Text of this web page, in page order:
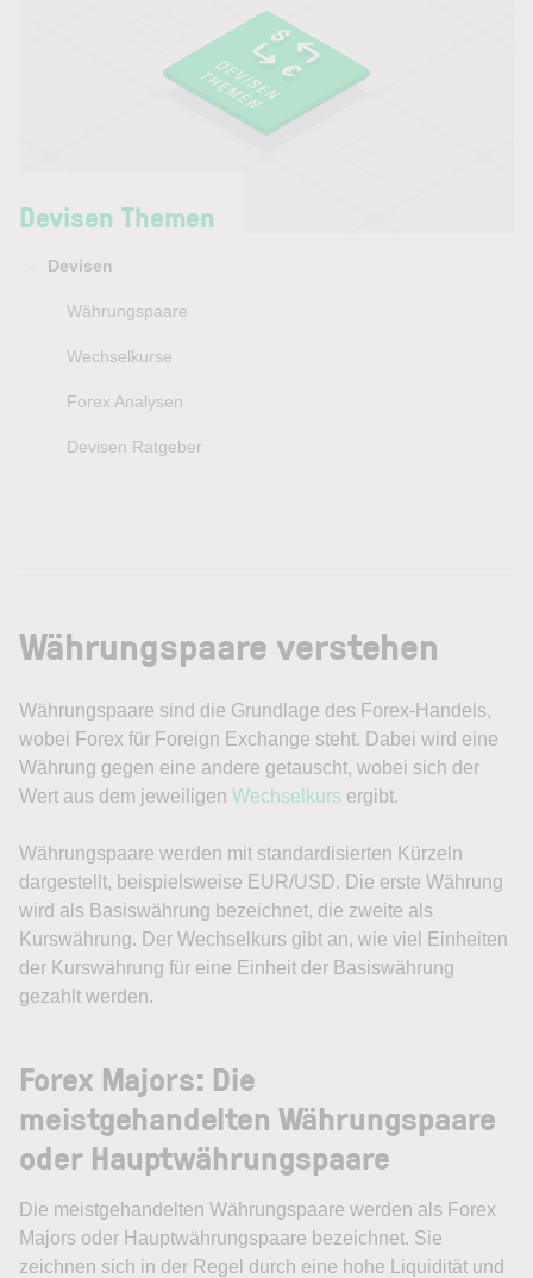
Devisen Themen
Devisen
Währungspaare
Wechselkurse
Forex Analysen
Devisen Ratgeber
Währungspaare verstehen
Währungspaare sind die Grundlage des Forex-Handels,
wobei Forex für Foreign Exchange steht. Dabei wird eine
Währung gegen eine andere getauscht, wobei sich der
Wert aus dem jeweiligen Wechselkurs ergibt.
Währungspaare werden mit standardisierten Kürzeln
dargestellt, beispielsweise EUR/USD. Die erste Währung
wird als Basiswährung bezeichnet, die zweite als
Kurswährung. Der Wechselkurs gibt an, wie viel Einheiten
der Kurswährung für eine Einheit der Basiswährung
gezahlt werden.
Forex Majors: Die
meistgehandelten Währungspaare
oder Hauptwährungspaare
Die meistgehandelten Währungspaare werden als Forex
Majors oder Hauptwährungspaare bezeichnet. Sie
zeichnen sich in der Regel durch eine hohe Liquidität und